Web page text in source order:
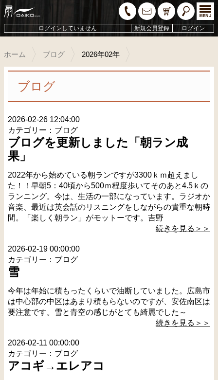
ログインしていません 新規会員登録 ログイン
ホーム ブログ 2026年02年
ブログ
2026-02-26 12:04:00
カテゴリー：ブログ
ブログを更新しました「朝ラン成
果」
2022年から始めている朝ランですが3300ｋｍ超えまし
た！！早朝5：40頃から500ｍ程度歩いてそのあと4.5ｋの
ランニング。今は、生活の一部になっています。ラジオか
音楽、最近は英会話のリスニングをしながらの貴重な朝時
間。「楽しく朝ラン」がモットーです。吉野
続きを見る＞＞
2026-02-19 00:00:00
カテゴリー：ブログ
雪
今年は年始に積もったくらいで油断していました。広島市
は中心部の中区はあまり積もらないのですが、安佐南区は
要注意です。雪と青空の感じがとても綺麗でした～
続きを見る＞＞
2026-02-11 00:00:00
カテゴリー：ブログ
アコギ→エレアコ